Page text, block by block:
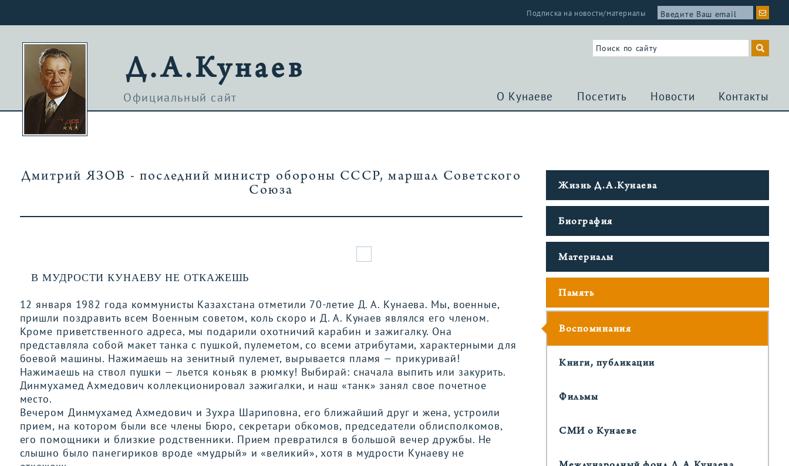
Подписка на новости/материалы
Д.А.Кунаев
Официальный сайт О Кунаеве Посетить Новости Контакты
Дмитрий ЯЗОВ - последний министр обороны СССР, маршал Советского
Союза
В МУДРОСТИ КУНАЕВУ НЕ ОТКАЖЕШЬ
12 января 1982 года коммунисты Казахстана отметили 70-летие Д. А. Кунаева. Мы, военные,
пришли поздравить всем Военным советом, коль скоро и Д. А. Кунаев являлся его членом.
Кроме приветственного адреса, мы подарили охотничий карабин и зажигалку. Она
представляла собой макет танка с пушкой, пулеметом, со всеми атрибутами, характерными для
боевой машины. Нажимаешь на зенитный пулемет, вырывается пламя — прикуривай!
Нажимаешь на ствол пушки — льется коньяк в рюмку! Выбирай: сначала выпить или закурить.
Динмухамед Ахмедович коллекционировал зажигалки, и наш «танк» занял свое почетное
место.
Вечером Динмухамед Ахмедович и Зухра Шариповна, его ближайший друг и жена, устроили
прием, на котором были все члены Бюро, секретари обкомов, председатели облисполкомов,
его помощники и близкие родственники. Прием превратился в большой вечер дружбы. Не
слышно было панегириков вроде «мудрый» и «великий», хотя в мудрости Кунаеву не
Жизнь Д.А.Кунаева
Биография
Материалы
Память
Воспоминания
Книги, публикации
Фильмы
СМИ о Кунаеве